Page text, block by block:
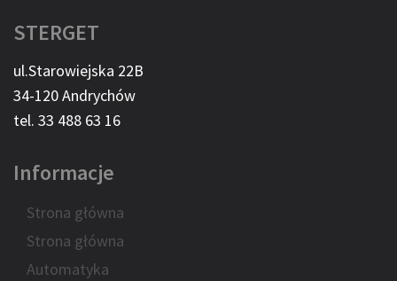
STERGET
ul.Starowiejska 22B
34-120 Andrychów
tel. 33 488 63 16
Informacje
Strona główna
Strona główna
Automatyka